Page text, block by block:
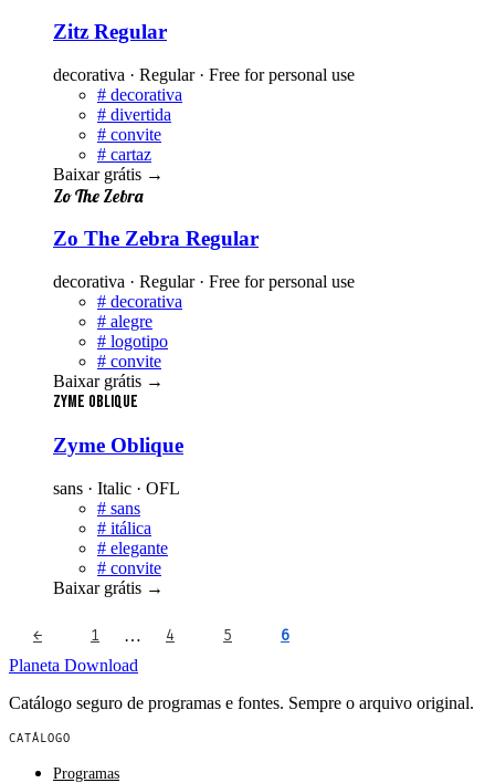
Zitz Regular
decorativa · Regular · Free for personal use
# decorativa
# divertida
# convite
# cartaz
Baixar grátis →
Zo The Zebra
Zo The Zebra Regular
decorativa · Regular · Free for personal use
# decorativa
# alegre
# logotipo
# convite
Baixar grátis →
Zyme Oblique
Zyme Oblique
sans · Italic · OFL
# sans
# itálica
# elegante
# convite
Baixar grátis →
← 1 4 5
6
Planeta Download
Catálogo seguro de programas e fontes. Sempre o arquivo original.
CATÁLOGO
Programas